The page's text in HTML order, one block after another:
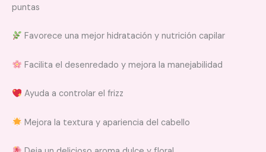
puntas
Favorece una mejor hidratación y nutrición capilar
Facilita el desenredado y mejora la manejabilidad
Ayuda a controlar el frizz
Mejora la textura y apariencia del cabello